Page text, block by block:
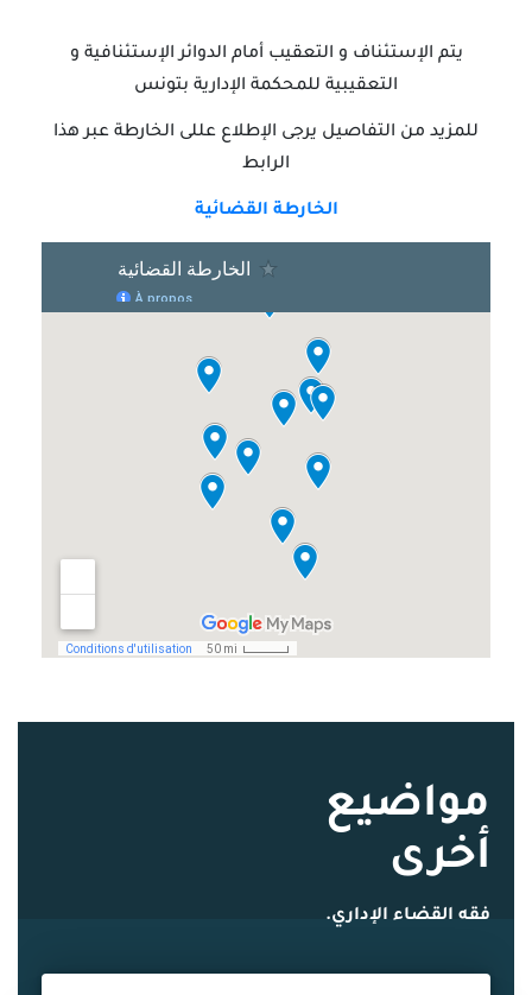
يتم الإستئناف و التعقيب أمام الدوائر الإستئنافية و
التعقيبية للمحكمة الإدارية بتونس
للمزيد من التفاصيل يرجى الإطلاع عللى الخارطة عبر هذا
الرابط
الخارطة القضائية
مواضيع
أخرى
فقه القضاء الإداري.